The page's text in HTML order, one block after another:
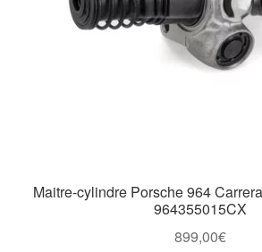
Maitre-cylindre Porsche 964
964355015CX
899,00€